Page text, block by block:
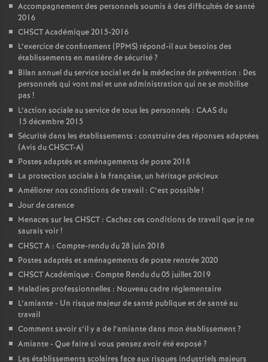
Accompagnement des personnels soumis à des difficultés de santé
2016
CHSCT Académique 2015-2016
L’exercice de confinement (PPMS) répond-il aux besoins des
établissements en matière de sécurité?
Bilan annuel du service social et de la médecine de prévention : Des
personnels qui vont mal et une administration qui ne se mobilise
pas !
L’action sociale au service de tous les personnels : CAAS du
15 décembre 2015
Sécurité dans les établissements : construire des réponses adaptées
(Avis du CHSCT-A)
Postes adaptés et aménagements de poste 2018
La protection sociale à la française, un héritage précieux
Améliorer nos conditions de travail : C’est possible!
Jour de carence
Menaces sur les CHSCT : Cachez ces conditions de travail que je ne
saurais voir!
CHSCT A : Compte-rendu du 28 juin 2018
Postes adaptés et aménagements de poste rentrée 2020
CHSCT Académique : Compte Rendu du 05 juillet 2019
Maladies professionnelles : Nouveau cadre réglementaire
L’amiante - Un risque majeur de santé publique et de santé au
travail
Comment savoir s’il y a de l’amiante dans mon établissement?
Amiante - Que faire si vous pensez avoir été exposé?
Les établissements scolaires face aux risques industriels majeurs